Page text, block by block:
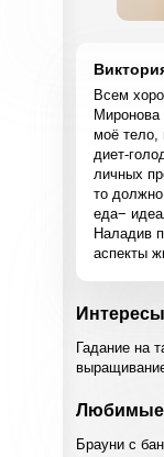
Всем
Миронова
моё тело,
диет-
личных
то
еда−
Наладив
аспекты
Гадание на
Любимые
Брауни с